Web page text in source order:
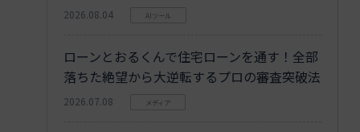
2026.08.04 AIツール
ローンとおるくんで住宅ローンを通す！全部
落ちた絶望から大逆転するプロの審査突破法
2026.07.08 メディア